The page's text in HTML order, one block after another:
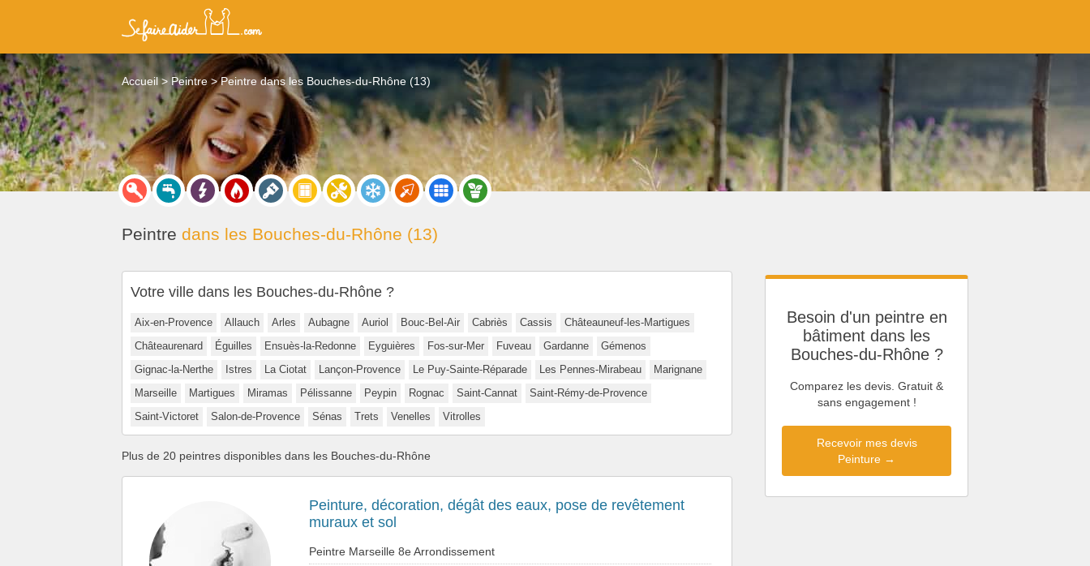
Accueil Peintre Peintre dans les Bouches-du-Rhône (13)
Peintre dans les Bouches-du-Rhône (13)
Besoin d'un peintre en
bâtiment dans les
Bouches-du-Rhône ?
Comparez les devis. Gratuit &
sans engagement !
Recevoir mes devis
Peinture →
Votre ville dans les Bouches-du-Rhône ?
Aix-en-Provence Allauch Arles Aubagne Auriol Bouc-Bel-Air Cabriès Cassis
Châteauneuf-les-Martigues
Châteaurenard
Éguilles Ensuès-la-Redonne Eyguières Fos-sur-Mer Fuveau Gardanne
Gémenos
Gignac-la-Nerthe
Istres La Ciotat Lançon-Provence Le Puy-Sainte-Réparade Les Pennes-Mirabeau
Marignane
Marseille
Martigues Miramas Pélissanne Peypin Rognac Saint-Cannat
Saint-Rémy-de-Provence
Saint-Victoret
Salon-de-Provence Sénas Trets Venelles Vitrolles
Plus de 20 peintres disponibles dans les Bouches-du-Rhône
Peinture, décoration, dégât des eaux, pose de revêtement
muraux et sol
Peintre Marseille 8e Arrondissement